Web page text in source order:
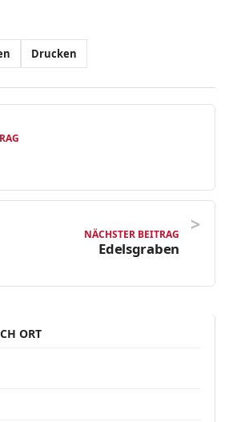
Drucken
NÄCHSTER BEITRAG
Edelsgraben
ORT